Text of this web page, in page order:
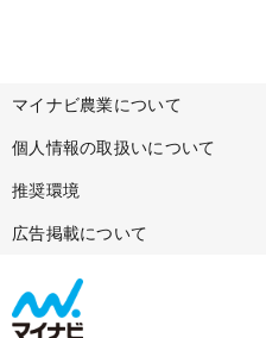
マイナビ農業について
個人情報の取扱いについて
推奨環境
広告掲載について